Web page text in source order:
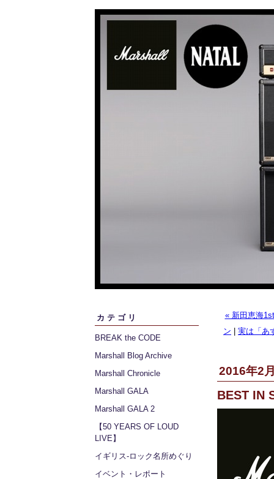
カテゴリ
BREAK the CODE
Marshall Blog Archive
Marshall Chronicle
Marshall GALA
Marshall GALA 2
【50 YEARS OF LOUD
LIVE】
イギリス‐ロック名所めぐり
イベント・レポート
« 新田恵海
ン
実は「あ
2016年2
BEST IN